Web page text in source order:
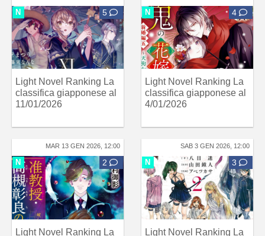
N 5
Light Novel Ranking La
classifica giapponese al
11/01/2026
N 4
Light Novel Ranking La
classifica giapponese al
4/01/2026
MAR 13 GEN 2026, 12:00
N 2
Light Novel Ranking La
SAB 3 GEN 2026, 12:00
N 3
Light Novel Ranking La